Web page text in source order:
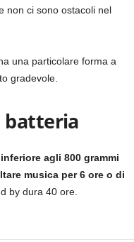
non ci sono ostacoli nel
una particolare forma a
gradevole.
batteria
agli 800 grammi
musica per 6 ore o di
by dura 40 ore.